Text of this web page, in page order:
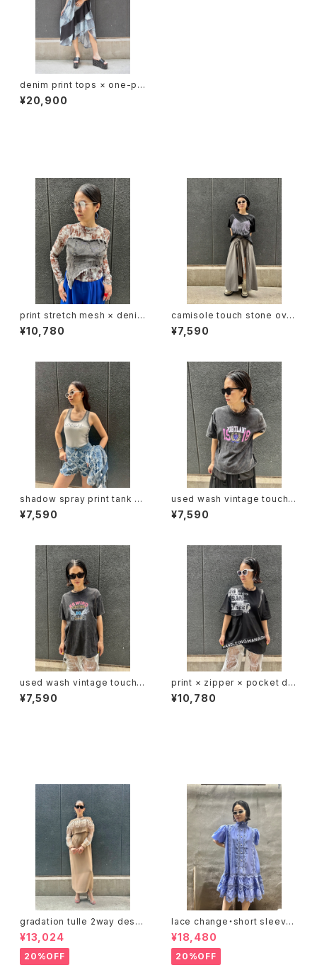
denim print tops × one-pi
ece 2P set セット トップス ワ
ンピース デニム柄 シフォン スト
¥20,900
print stretch mesh × denim
docking design tops トップ
ス ストレッチ メッシュ デニム 切
¥10,780
camisole touch stone over
size design T-shirt トップス
Tシャツ ハピス ストーン キャミ
¥7,590
shadow spray print tank to
p トップス タンクトップ カップ付
き シャドー プリント
¥7,590
used wash vintage touch p
rint T-shirt Tシャツ ヴィンテ
ージ風 プリント ウォッシュ加工
¥7,590
used wash vintage touch p
rint T-shirt Tシャツ ヴィンテ
ージ風 プリント ウォッシュ加工
¥7,590
print × zipper × pocket de
sign T-tops Tシャツ トップス
ジッパー プリント
¥10,780
gradation tulle 2way desig
n one-piece ワンピース ドレ
ス トップス 2点セット チュール
重ね着
¥13,024
20%OFF
lace change・short sleeve
design one-piece ワンピー
ス レース 切替デザイン リボン
ベルト 前開き バルーンスリーブ
¥18,480
20%OFF